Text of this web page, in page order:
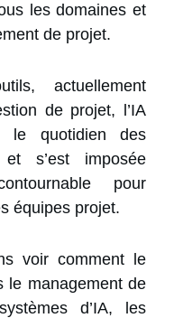
les domaines et
de projet.
actuellement
de projet, l’IA
le quotidien des
s’est imposée
pour
équipes projet.
voir comment le
le management de
d’IA, les